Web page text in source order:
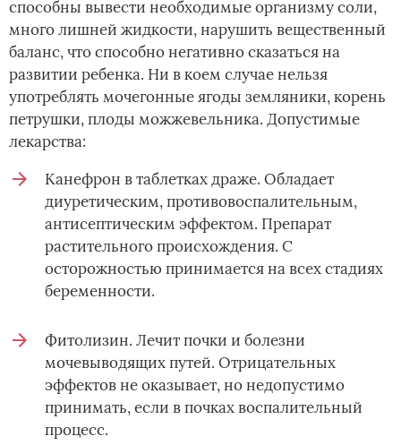
способны вывести необходимые организму соли,
много лишней жидкости, нарушить вещественный
баланс, что способно негативно сказаться на
развитии ребенка. Ни в коем случае нельзя
употреблять мочегонные ягоды земляники, корень
петрушки, плоды можжевельника. Допустимые
лекарства:
Канефрон в таблетках драже. Обладает
диуретическим, противовоспалительным,
антисептическим эффектом. Препарат
растительного происхождения. С
осторожностью принимается на всех стадиях
беременности.
Фитолизин. Лечит почки и болезни
мочевыводящих путей. Отрицательных
эффектов не оказывает, но недопустимо
принимать, если в почках воспалительный
процесс.